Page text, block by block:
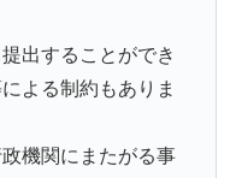
出することができ
よる制約もありま
機関にまたがる事